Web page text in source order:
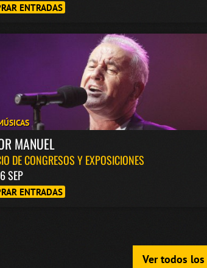
ENTRADAS
MANUEL
DE CONGRESOS Y EXPOSICIONES
SEP
ENTRADAS
Ver todos